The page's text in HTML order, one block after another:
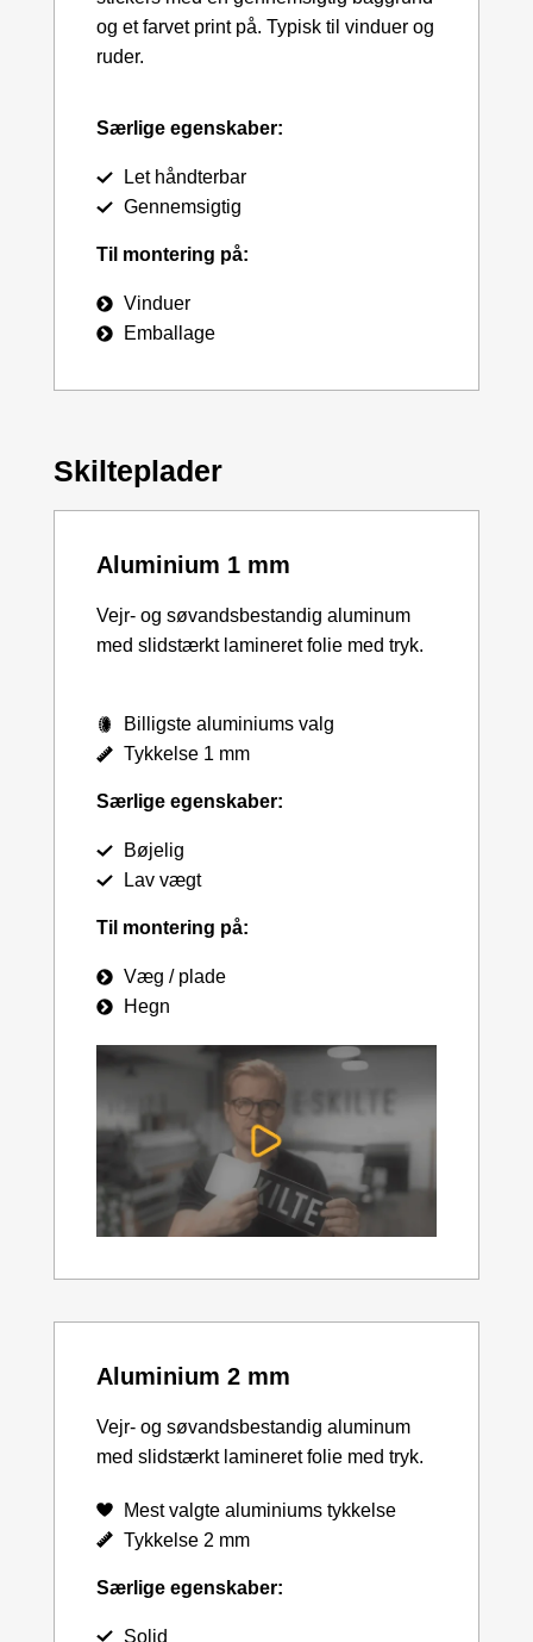
og et farvet print på. Typisk til vinduer og
ruder.
Særlige egenskaber:
Let håndterbar
Gennemsigtig
Til montering på:
Vinduer
Emballage
Skilteplader
Aluminium 1 mm
Vejr- og søvandsbestandig aluminum
med slidstærkt lamineret folie med tryk.
Billigste aluminiums valg
Tykkelse 1 mm
Særlige egenskaber:
Bøjelig
Lav vægt
Til montering på:
Væg / plade
Hegn
Aluminium 2 mm
Vejr- og søvandsbestandig aluminum
med slidstærkt lamineret folie med tryk.
Mest valgte aluminiums tykkelse
Tykkelse 2 mm
Særlige egenskaber:
Solid